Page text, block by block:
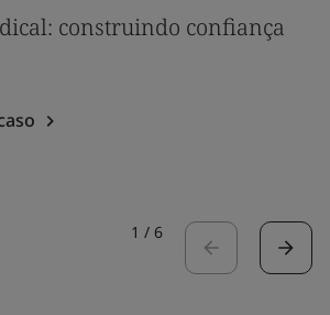
construindo confiança
1 / 6